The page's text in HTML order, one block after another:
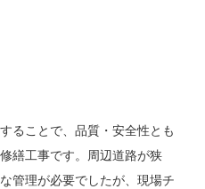
ることで、品質・安全性とも
繕工事です。周辺道路が狭
管理が必要でしたが、現場チ